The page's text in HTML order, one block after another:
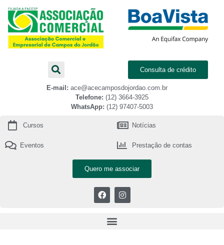
Consulta de crédito
E-mail: ace@acecamposdojordao.com.br
Telefone: (12) 3664-3925
WhatsApp: (12) 97407-5003
Cursos Notícias
Eventos Prestação de contas
Quero me associar